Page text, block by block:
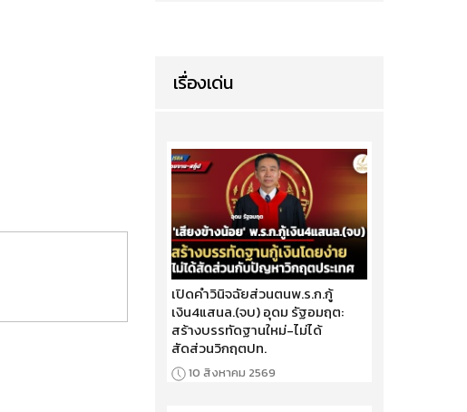
เรื่องเด่น
เปิดคำวินิจฉัยส่วนตนพ.ร.ก.กู้
เงิน4แสนล.(จบ) อุดม รัฐอมฤต:
สร้างบรรทัดฐานใหม่-ไม่ได้
สัดส่วนวิกฤตปท.
10 สิงหาคม 2569